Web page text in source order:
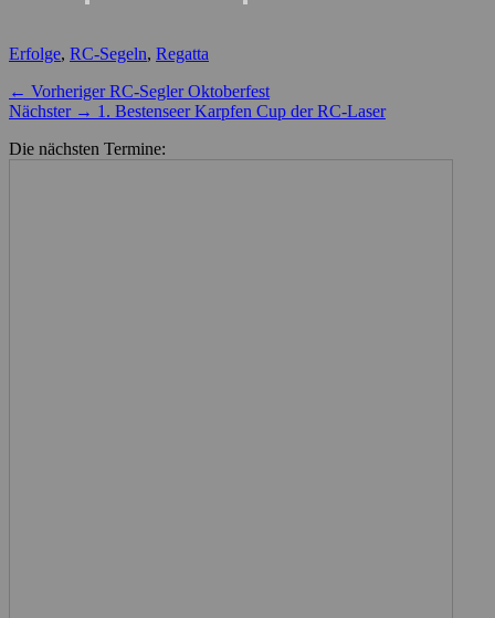
Kategorien
Erfolge, RC-Segeln, Regatta
Beitragsnavigation
← Vorheriger Vorheriger
Beitrag:
RC-Segler Oktoberfest
Nächster → Nächster
1. Bestenseer Karpfen Cup der RC-Laser
Die nächsten Termine: